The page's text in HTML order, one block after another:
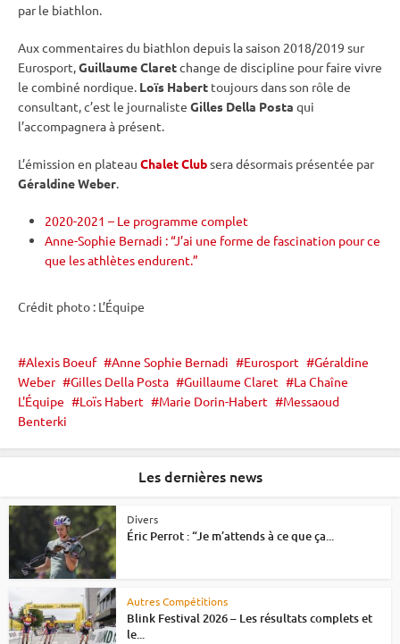
par le biathlon.
Aux commentaires du biathlon depuis la saison 2018/2019 sur
Eurosport,Guillaume Claretchange de discipline pour faire vivre
le combiné nordique. Loïs Habert toujours dans son rôle de
consultant, c’est le journaliste Gilles Della Posta qui
l’accompagnera à présent.
L’émission en plateau Chalet Clubsera désormais présentée par
Géraldine Weber.
2020-2021 – Le programme complet
Anne-Sophie Bernadi : “J’ai une forme de fascination pour ce
que les athlètes endurent.”
Crédit photo : L’Équipe
Alexis Boeuf Anne Sophie Bernadi Eurosport
Géraldine
Weber
Gilles Della Posta Guillaume Claret
La Chaîne
L'Équipe
Loïs Habert Marie Dorin-Habert
Messaoud
Benterki
Les dernières news
Divers
Éric Perrot : “Je m’attends à ce que ça...
Autres Compétitions
Blink Festival 2026 – Les résultats complets et
le...